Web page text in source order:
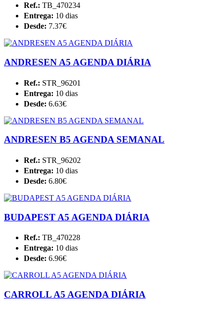
Ref.: TB_470234
Entrega: 10 dias
Desde: 7.37€
ANDRESEN A5 AGENDA DIÁRIA
Ref.: STR_96201
Entrega: 10 dias
Desde: 6.63€
ANDRESEN B5 AGENDA SEMANAL
Ref.: STR_96202
Entrega: 10 dias
Desde: 6.80€
BUDAPEST A5 AGENDA DIÁRIA
Ref.: TB_470228
Entrega: 10 dias
Desde: 6.96€
CARROLL A5 AGENDA DIÁRIA